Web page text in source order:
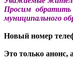
Просим обратить
муниципального
Новый номер
Это только анонс,